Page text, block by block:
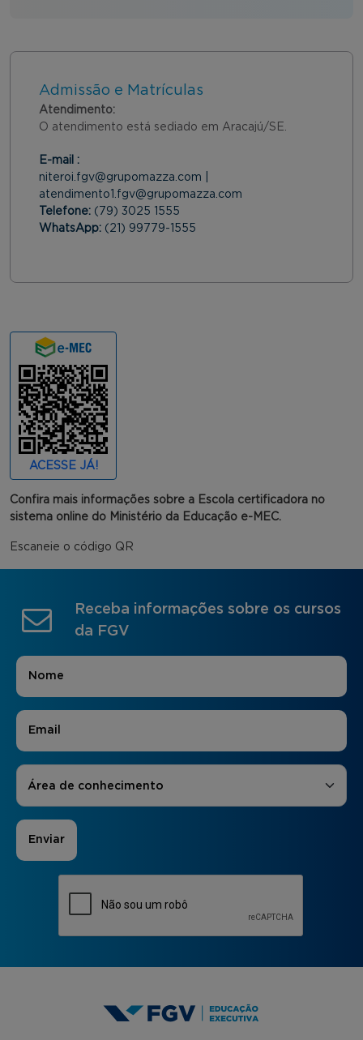
Admissão e Matrículas
Atendimento:
O atendimento está sediado em Aracajú/SE.
E-mail :
niteroi.fgv@grupomazza.com |
atendimento1.fgv@grupomazza.com
Telefone: (79) 3025 1555
WhatsApp: (21) 99779-1555
ACESSE JÁ!
Confira mais informações sobre a Escola certificadora no
sistema online do Ministério da Educação e-MEC.
Escaneie o código QR
Receba informações sobre os cursos
da FGV
Nome
E-mail
Áreas de Interesse
Área de conhecimento